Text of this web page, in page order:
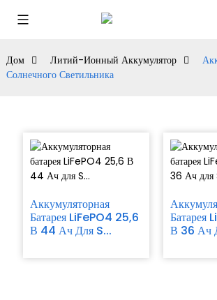
Дом Литий-Ионный Аккумулятор
Солнечного Светильника
Аккумуляторная
Батарея LiFePO4 25,6
В 44 Ач Для S...
Батарея
В 36 Ач